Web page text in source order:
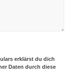
erklärst du dich
Daten durch diese